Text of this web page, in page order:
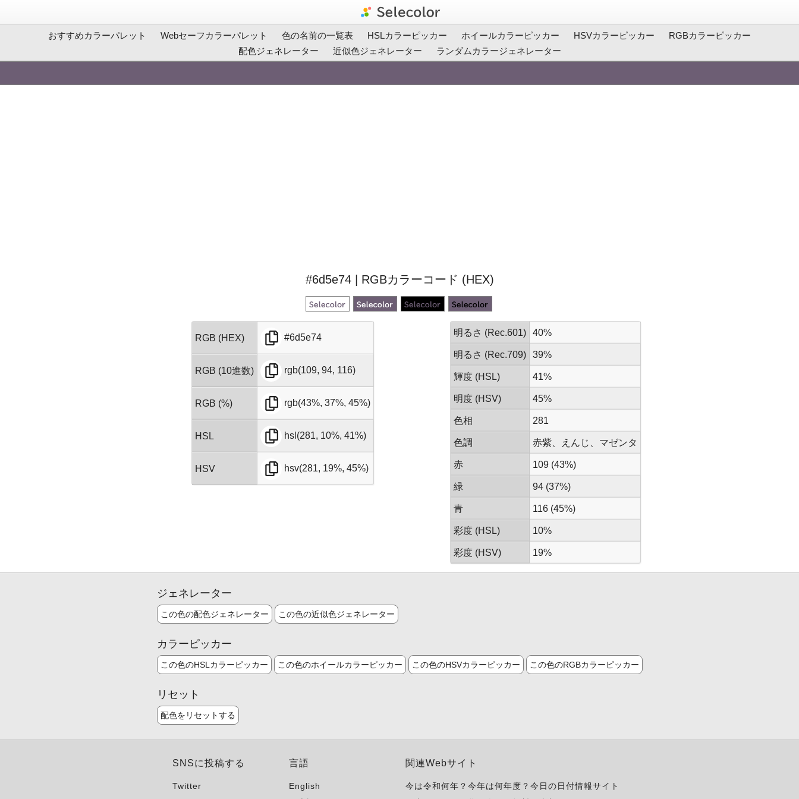
おすすめカラーパレット Webセーフカラーパレット 色の名前の一覧表 HSLカラーピッカー ホイールカラーピッカー HSVカラーピッカー
RGBカラーピッカー
配色ジェネレーター
近似色ジェネレーター ランダムカラージェネレーター
#6d5e74 | RGBカラーコード (HEX)
RGB (HEX) #6d5e74
RGB (10進数) rgb(109, 94, 116)
RGB (%) rgb(43%, 37%, 45%)
HSL hsl(281, 10%, 41%)
HSV hsv(281, 19%, 45%)
明るさ (Rec.601) 40%
明るさ (Rec.709) 39%
輝度 (HSL) 41%
明度 (HSV) 45%
色相 281
色調 赤紫、えんじ、マゼンタ
赤 109 (43%)
緑 94 (37%)
青 116 (45%)
彩度 (HSL) 10%
彩度 (HSV) 19%
ジェネレーター
この色の配色ジェネレーター この色の近似色ジェネレーター
カラーピッカー
この色のHSLカラーピッカー この色のホイールカラーピッカー この色のHSVカラーピッカー この色のRGBカラーピッカー
リセット
配色をリセットする
SNSに投稿する
Twitter
言語
English
関連Webサイト
今は令和何年？今年は何年度？今日の日付情報サイト